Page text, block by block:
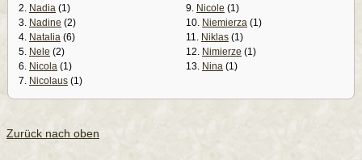
2. Nadia (1)
3. Nadine (2)
4. Natalia (6)
5. Nele (2)
6. Nicola (1)
7. Nicolaus (1)
9. Nicole (1)
10. Niemierza (1)
11. Niklas (1)
12. Nimierze (1)
13. Nina (1)
Zurück nach oben